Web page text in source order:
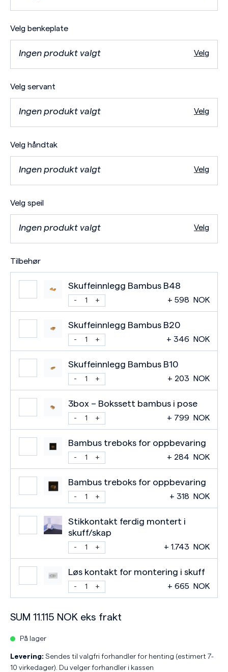
Velg benkeplate
Ingen produkt valgt Velg
Velg servant
Ingen produkt valgt Velg
Velg håndtak
Ingen produkt valgt Velg
Velg speil
Ingen produkt valgt Velg
Tilbehør
Skuffeinnlegg Bambus B48
+ 598 NOK
Skuffeinnlegg Bambus B20
+ 346 NOK
Skuffeinnlegg Bambus B10
+ 203 NOK
3box – Bokssett bambus i pose
+ 799 NOK
Bambus treboks for oppbevaring
+ 284 NOK
Bambus treboks for oppbevaring
+ 318 NOK
Stikkontakt ferdig montert i
skuff/skap
+ 1.743 NOK
Løs kontakt for montering i skuff
+ 665 NOK
SUM 11.115 NOK eks frakt
På lager
Levering: Sendes til valgfri forhandler for henting (estimert 7-
10 virkedager). Du velger forhandler i kassen